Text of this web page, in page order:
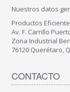
Nuestros datos
Productos
Av. F. Carrillo
Zona Industrial
76120 Querétaro,
CONTACTO